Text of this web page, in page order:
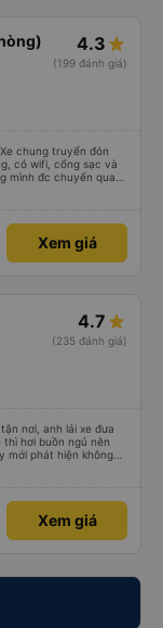
4.3
(199 đánh giá)
chung truyển đón
mình đc chuyển qua
nghiệm
Xem giá
4.7
(235 đánh giá)
nơi, anh lái xe đưa
hơi buồn ngủ nên
mới phát hiện không
để tìm điện thoại
Xem giá